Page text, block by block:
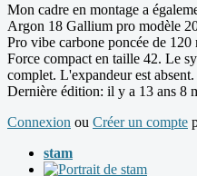
Mon cadre en montage a
Argon 18 Gallium pro modèle
Pro vibe carbone poncée de
Force compact en taille 42. Le
complet. L'expandeur est absent.
Dernière édition: il y a 13 ans 8
Connexion ou Créer un compte
stam